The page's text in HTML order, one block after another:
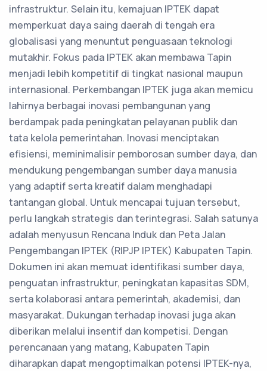
infrastruktur. Selain itu, kemajuan IPTEK dapat
memperkuat daya saing daerah di tengah era
globalisasi yang menuntut penguasaan teknologi
mutakhir. Fokus pada IPTEK akan membawa Tapin
menjadi lebih kompetitif di tingkat nasional maupun
internasional. Perkembangan IPTEK juga akan memicu
lahirnya berbagai inovasi pembangunan yang
berdampak pada peningkatan pelayanan publik dan
tata kelola pemerintahan. Inovasi menciptakan
efisiensi, meminimalisir pemborosan sumber daya, dan
mendukung pengembangan sumber daya manusia
yang adaptif serta kreatif dalam menghadapi
tantangan global. Untuk mencapai tujuan tersebut,
perlu langkah strategis dan terintegrasi. Salah satunya
adalah menyusun Rencana Induk dan Peta Jalan
Pengembangan IPTEK (RIPJP IPTEK) Kabupaten Tapin.
Dokumen ini akan memuat identifikasi sumber daya,
penguatan infrastruktur, peningkatan kapasitas SDM,
serta kolaborasi antara pemerintah, akademisi, dan
masyarakat. Dukungan terhadap inovasi juga akan
diberikan melalui insentif dan kompetisi. Dengan
perencanaan yang matang, Kabupaten Tapin
diharapkan dapat mengoptimalkan potensi IPTEK-nya,